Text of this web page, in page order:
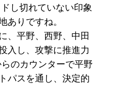
し切れていない印象
ありですね。
、平野、西野、中田
入し、攻撃に推進力
のカウンターで平野
パスを通し、決定的